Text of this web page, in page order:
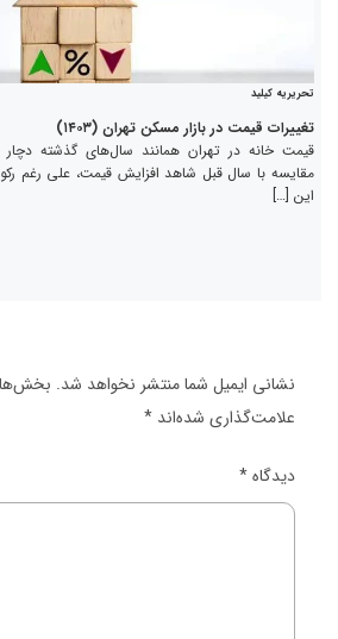
تحریریه کیلید
تغییرات قیمت در بازار مسکن تهران (۱۴۰۳)
قیمت خانه در تهران همانند سال‌های گذشته
مقایسه با سال قبل شاهد افزایش قیمت، علی رغم
این […]
نشانی ایمیل شما منتشر نخواهد شد.
علامت‌گذاری شده‌اند *
دیدگاه*